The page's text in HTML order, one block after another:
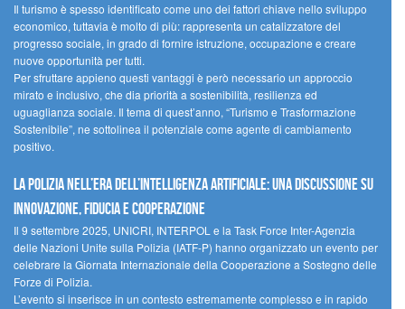
Il turismo è spesso identificato come uno dei fattori chiave nello sviluppo
economico, tuttavia è molto di più: rappresenta un catalizzatore del
progresso sociale, in grado di fornire istruzione, occupazione e creare
nuove opportunità per tutti.
Per sfruttare appieno questi vantaggi è però necessario un approccio
mirato e inclusivo, che dia priorità a sostenibilità, resilienza ed
uguaglianza sociale. Il tema di quest’anno, “Turismo e Trasformazione
Sostenibile”, ne sottolinea il potenziale come agente di cambiamento
positivo.
La polizia nell’era dell’Intelligenza Artificiale: una discussione su
innovazione, fiducia e cooperazione
Il 9 settembre 2025, UNICRI, INTERPOL e la Task Force Inter-Agenzia
delle Nazioni Unite sulla Polizia (IATF-P) hanno organizzato un evento per
celebrare la Giornata Internazionale della Cooperazione a Sostegno delle
Forze di Polizia.
L’evento si inserisce in un contesto estremamente complesso e in rapido